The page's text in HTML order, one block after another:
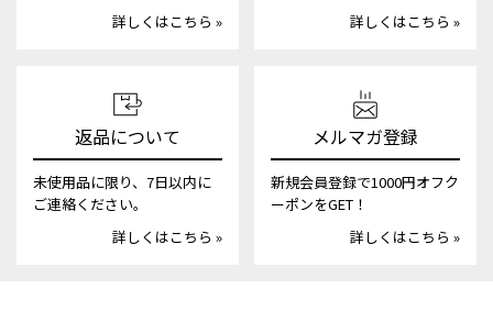
詳しくはこちら »
詳しくはこちら »
返品について
未使用品に限り、7日以内に
ご連絡ください。
詳しくはこちら »
メルマガ登録
新規会員登録で1000円オフク
ーポンをGET！
詳しくはこちら »